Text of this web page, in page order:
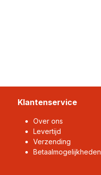
Klantenservice
Over ons
Levertijd
Verzending
Betaalmogelijkheden